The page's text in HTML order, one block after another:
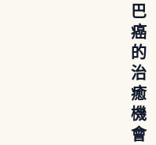
巴
癌
的
治
癒
機
會